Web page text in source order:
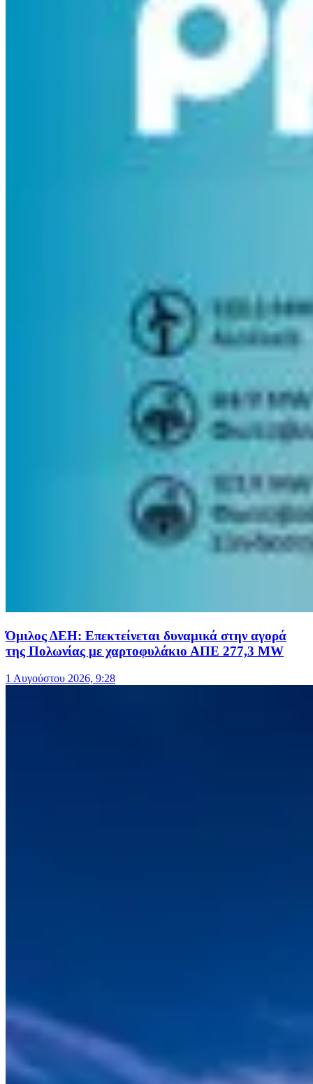
Όμιλος ΔΕΗ: Επεκτείνεται δυναμικά στην αγορά
της Πολωνίας με χαρτοφυλάκιο ΑΠΕ 277,3 MW
1 Αυγούστου 2026, 9:28